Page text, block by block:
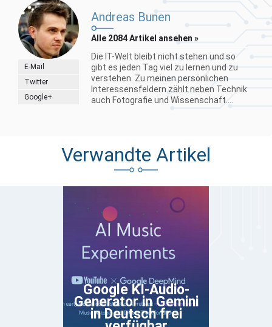
E-Mail
Twitter
Google+
Andreas Bunen
Alle 2084 Artikel ansehen »
Die IT-Welt bleibt nicht stehen und so
gibt es jeden Tag viel zu lernen und zu
verstehen. Zu meinen persönlichen
Interessensfeldern zählt neben Technik
auch Fotografie und Wissenschaft....
Verwandte Artikel
Google KI-Audio-
Generator in Gemini
in Deutsch frei